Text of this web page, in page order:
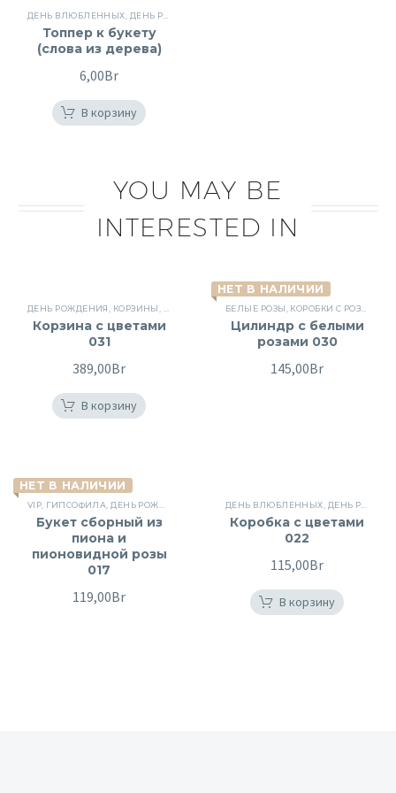
ДЕНЬ ВЛЮБЛЕННЫХ ДЕНЬ РОЖДЕНИЯ
Топпер к букету
(слова из дерева)
6,00Br
В корзину
YOU MAY BE
INTERESTED IN
ДЕНЬ РОЖДЕНИЯ КОРЗИНЫ КОРЗИНЫ С ЦВЕТАМИ,НА СВАДЬБУ
Корзина с цветами
031
389,00Br
В корзину
НЕТ В НАЛИЧИИ
БЕЛЫЕ РОЗЫ КОРОБКИ С РОЗАМИ
Цилиндр с белыми
розами 030
145,00Br
НЕТ В НАЛИЧИИ
VIP ГИПСОФИЛА ДЕНЬ РОЖДЕНИЯ ПИОНОВИДНЫЕ РОЗЫ,ПИОНЫ,СБОРНЫЕ
Букет сборный из
пиона и
пионовидной розы
017
119,00Br
ДЕНЬ ВЛЮБЛЕННЫХ ДЕНЬ РОЖДЕНИЯ
Коробка с цветами
022
115,00Br
В корзину